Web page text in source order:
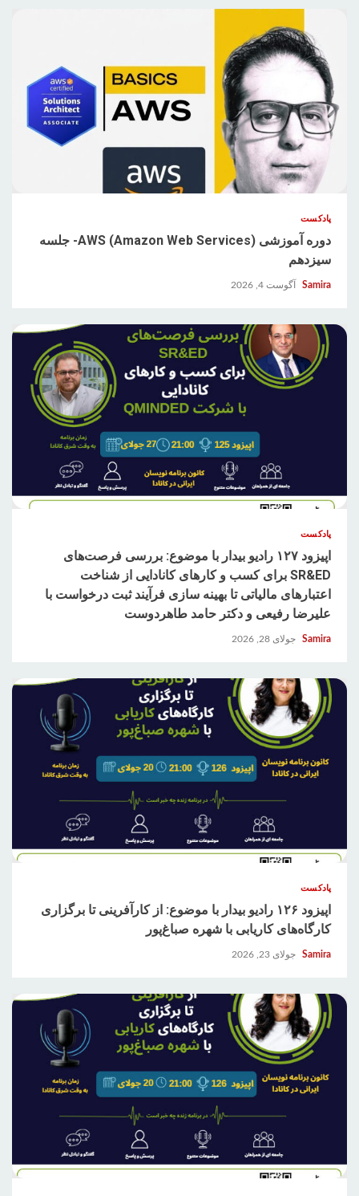
پادکست
دوره آموزشی AWS (Amazon Web Services)- جلسه
سیزدهم
Samira آگوست 4, 2026
پادکست
اپیزود ۱۲۷ رادیو بیدار با موضوع: بررسی فرصت‌های
SR&ED برای کسب و کارهای کانادایی از شناخت
اعتبارهای مالیاتی تا بهینه سازی فرآیند ثبت درخواست با
علیرضا رفیعی و دکتر حامد طاهردوست
Samira جولای 28, 2026
پادکست
اپیزود ۱۲۶ رادیو بیدار با موضوع: از کارآفرینی تا برگزاری
کارگاه‌های کاریابی با شهره صباغ‌پور
Samira جولای 23, 2026